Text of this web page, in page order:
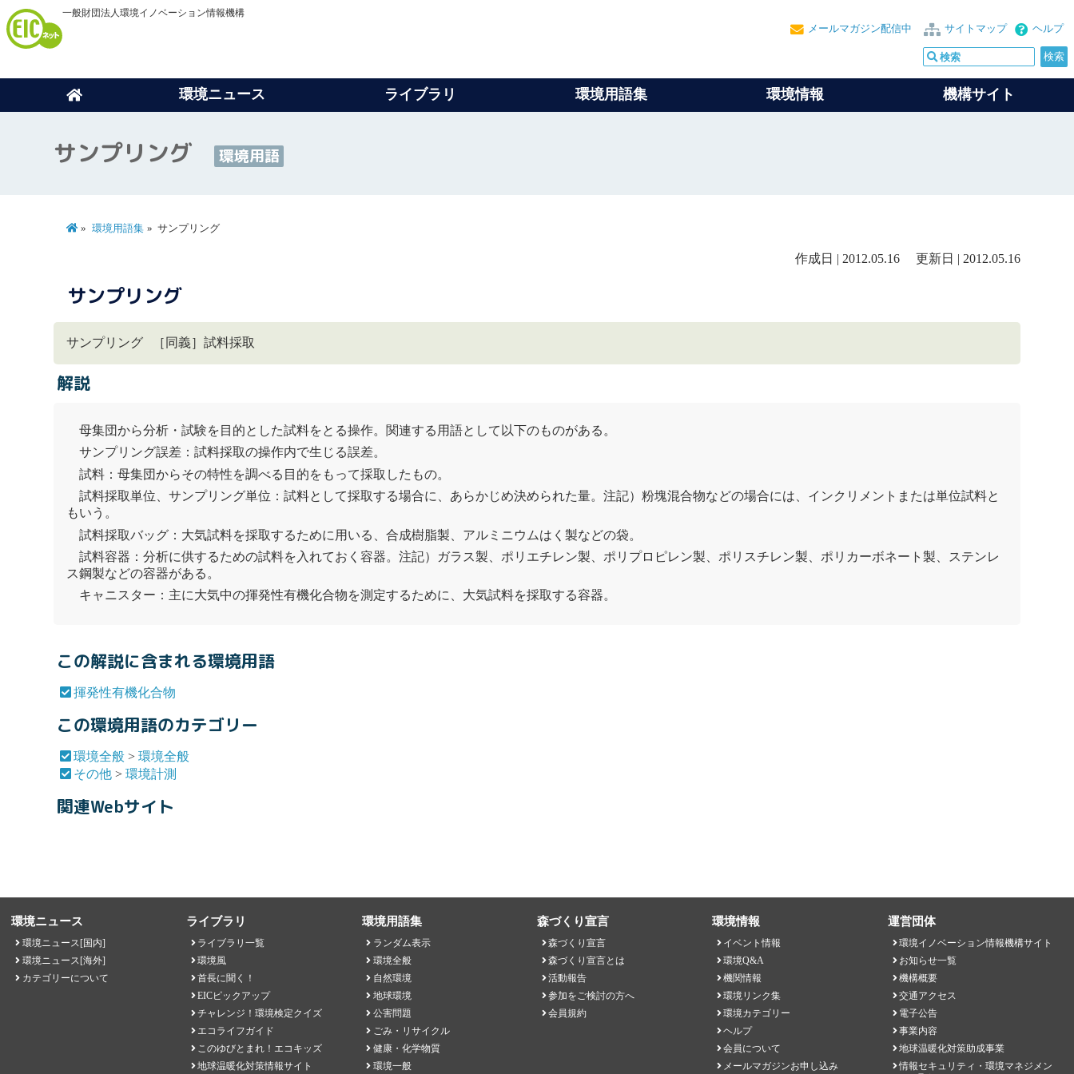
一般財団法人環境イノベーション情報機構
ヘルプ
サイトマップ
メールマガジン配信中
環境ニュース ライブラリ 環境用語集 環境情報 機構サイト
サンプリング 環境用語
環境用語集 サンプリング
作成日 | 2012.05.16 更新日 | 2012.05.16
サンプリング
サンプリング ［同義］試料採取
解説
母集団から分析・試験を目的とした試料をとる操作。関連する用語として以下のものがある。
サンプリング誤差：試料採取の操作内で生じる誤差。
試料：母集団からその特性を調べる目的をもって採取したもの。
試料採取単位、サンプリング単位：試料として採取する場合に、あらかじめ決められた量。注記）粉塊混合物などの場合には、インクリメントまたは単位試料と
もいう。
試料採取バッグ：大気試料を採取するために用いる、合成樹脂製、アルミニウムはく製などの袋。
試料容器：分析に供するための試料を入れておく容器。注記）ガラス製、ポリエチレン製、ポリプロピレン製、ポリスチレン製、ポリカーボネート製、ステンレ
ス鋼製などの容器がある。
キャニスター：主に大気中の揮発性有機化合物を測定するために、大気試料を採取する容器。
この解説に含まれる環境用語
揮発性有機化合物
この環境用語のカテゴリー
環境全般 >環境全般
その他 >環境計測
関連Webサイト
環境ニュース
環境ニュース[国内]
環境ニュース[海外]
カテゴリーについて
ライブラリ
ライブラリ一覧
環境風
首長に聞く！
EICピックアップ
チャレンジ！環境検定クイズ
エコライフガイド
このゆびとまれ！エコキッズ
地球温暖化対策情報サイト
環境用語集
ランダム表示
環境全般
自然環境
地球環境
公害問題
ごみ・リサイクル
健康・化学物質
環境一般
森づくり宣言
森づくり宣言
森づくり宣言とは
活動報告
参加をご検討の方へ
会員規約
環境情報
イベント情報
環境Q&A
機関情報
環境リンク集
環境カテゴリー
ヘルプ
会員について
メールマガジンお申し込み
運営団体
環境イノベーション情報機構サイト
お知らせ一覧
機構概要
交通アクセス
電子公告
事業内容
地球温暖化対策助成事業
情報セキュリティ・環境マネジメン